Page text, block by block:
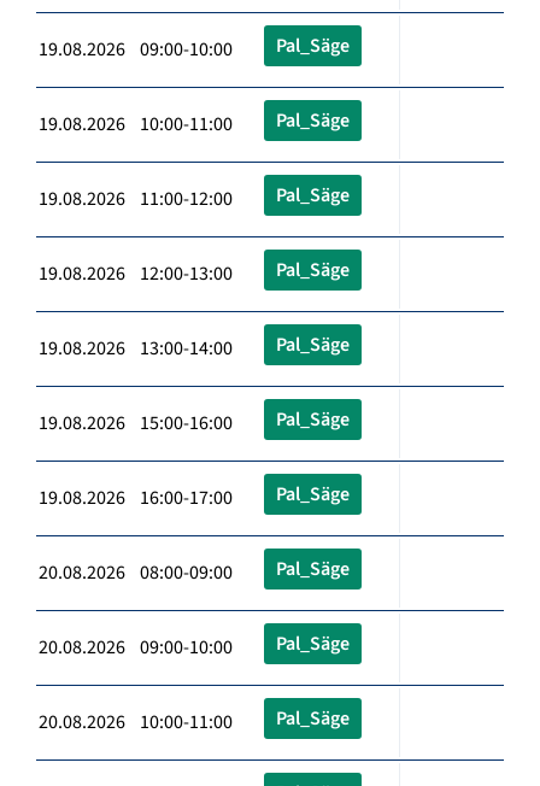
19.08.2026 09:00-10:00 Pal_Säge
19.08.2026 10:00-11:00 Pal_Säge
19.08.2026 11:00-12:00 Pal_Säge
19.08.2026 12:00-13:00 Pal_Säge
19.08.2026 13:00-14:00 Pal_Säge
19.08.2026 15:00-16:00 Pal_Säge
19.08.2026 16:00-17:00 Pal_Säge
20.08.2026 08:00-09:00 Pal_Säge
20.08.2026 09:00-10:00 Pal_Säge
20.08.2026 10:00-11:00 Pal_Säge